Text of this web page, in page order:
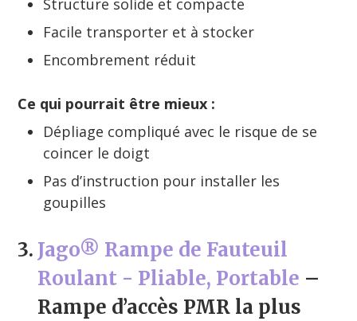
Structure solide et compacte
Facile transporter et à stocker
Encombrement réduit
Ce qui pourrait être mieux :
Dépliage compliqué avec le risque de se
coincer le doigt
Pas d’instruction pour installer les
goupilles
3. Jago® Rampe de Fauteuil
Roulant - Pliable, Portable –
Rampe d’accès PMR la plus